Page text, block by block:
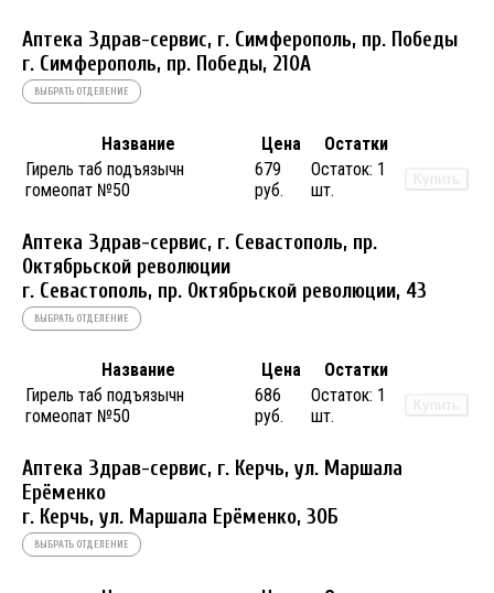
Аптека Здрав-сервис, г. Симферополь, пр. Победы
г. Симферополь, пр. Победы, 210A
ВЫБРАТЬ ОТДЕЛЕНИЕ
Название Цена
Остатки
Гирель таб подъязычн
гомеопат №50
679
руб.
Остаток: 1
шт.
Купить
Аптека Здрав-сервис, г. Севастополь, пр.
Октябрьской революции
г. Севастополь, пр. Октябрьской революции, 43
ВЫБРАТЬ ОТДЕЛЕНИЕ
Название Цена
Остатки
Гирель таб подъязычн
гомеопат №50
686
руб.
Остаток: 1
шт.
Купить
Аптека Здрав-сервис, г. Керчь, ул. Маршала
Ерёменко
г. Керчь, ул. Маршала Ерёменко, 30Б
ВЫБРАТЬ ОТДЕЛЕНИЕ